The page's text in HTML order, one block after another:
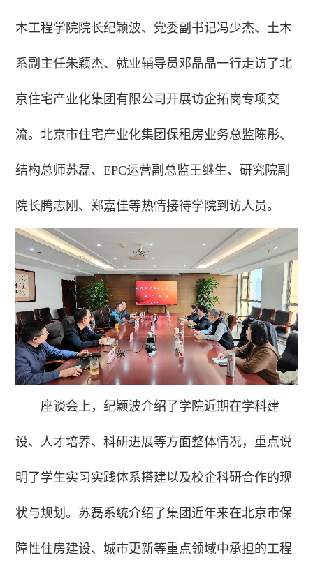
木工程学院院长纪颖波、党委副书记冯少杰、土木
系副主任朱颖杰、就业辅导员邓晶晶一行走访了北
京住宅产业化集团有限公司开展访企拓岗专项交
流。北京市住宅产业化集团保租房业务总监陈彤、
结构总师苏磊、EPC运营副总监王继生、研究院副
院长腾志刚、郑嘉佳等热情接待学院到访人员。
座谈会上，纪颖波介绍了学院近期在学科建
设、人才培养、科研进展等方面整体情况，重点说
明了学生实习实践体系搭建以及校企科研合作的现
状与规划。苏磊系统介绍了集团近年来在北京市保
障性住房建设、城市更新等重点领域中承担的工程